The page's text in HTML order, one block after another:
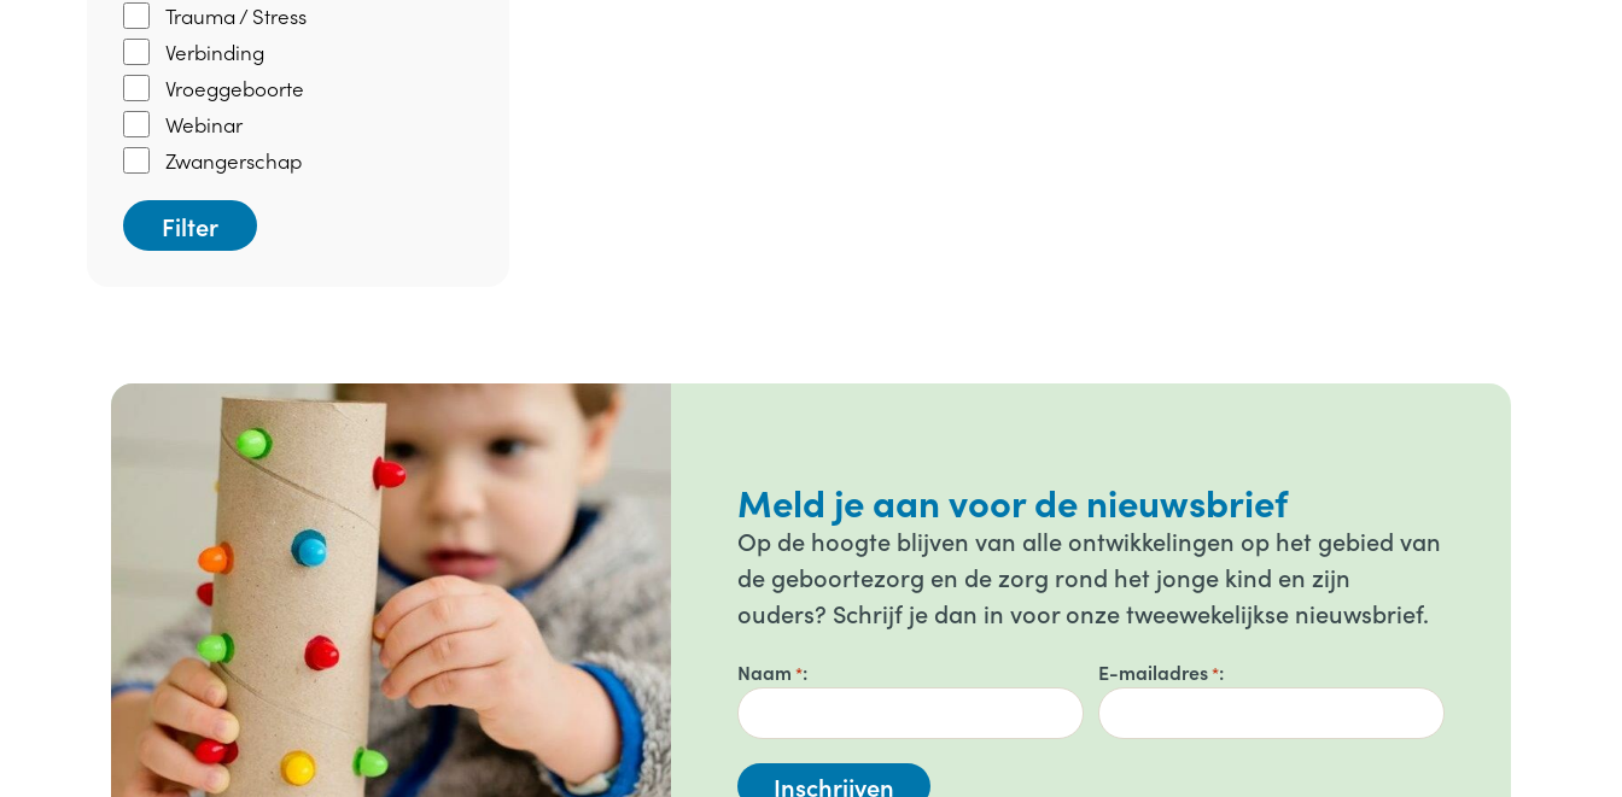
Trauma / Stress
Verbinding
Vroeggeboorte
Webinar
Zwangerschap
Meld je aan voor de nieuwsbrief
Op de hoogte blijven van alle ontwikkelingen op het gebied van
de geboortezorg en de zorg rond het jonge kind en zijn
ouders? Schrijf je dan in voor onze tweewekelijkse nieuwsbrief.
Naam * E-mailadres*